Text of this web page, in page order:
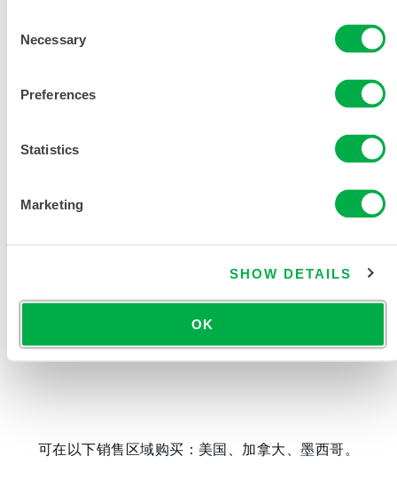
Selection
Necessary
Preferences
Statistics
Marketing
SHOW DETAILS
OK
相关文件
可在以下销售区域购买：美国、加拿大、墨西哥。